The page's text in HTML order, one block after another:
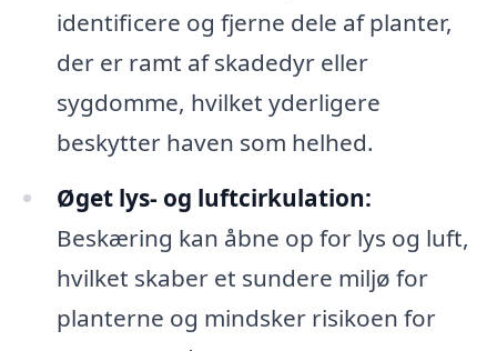
identificere og fjerne dele af planter,
der er ramt af skadedyr eller
sygdomme, hvilket yderligere
beskytter haven som helhed.
Øget lys- og luftcirkulation:
Beskæring kan åbne op for lys og luft,
hvilket skaber et sundere miljø for
planterne og mindsker risikoen for